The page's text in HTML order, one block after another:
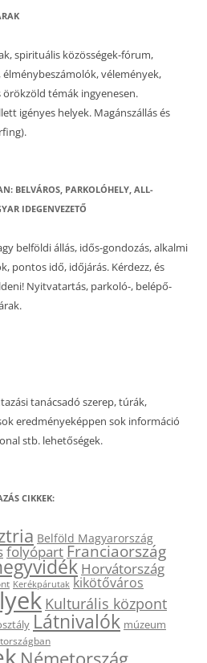
spirituális közösségek-fórum,
vélemények,
örökzöld témák ingyenesen.
igényes helyek. Magánszállás és
BELVÁROS, PARKOLÓHELY, ALL-
IDEGENVEZETŐ
belföldi állás, idős-gondozás, alkalmi
pontos idő, időjárás. Kérdezz, és
Nyitvatartás, parkoló-, belépő-
tanácsadó szerep, túrák,
eredményeképpen sok információ
stb. lehetőségek.
CIKKEK:
Belföld Magyarország
folyópartFranciaország
Horvátország
Kerékpárutak kikötőváros
Kulturális központ
Látnivalók múzeum